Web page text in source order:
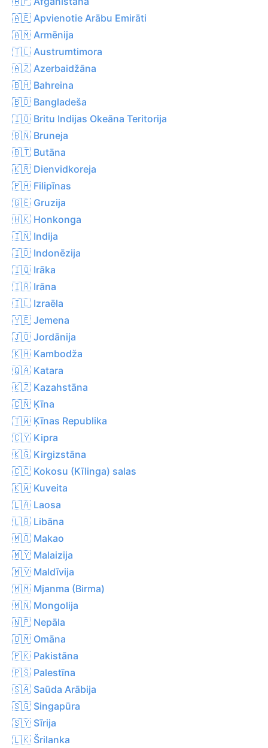
🇦🇪 Apvienotie Arābu Emirāti
🇦🇲 Armēnija
🇹🇱 Austrumtimora
🇦🇿 Azerbaidžāna
🇧🇭 Bahreina
🇧🇩 Bangladeša
🇮🇴 Britu Indijas Okeāna Teritorija
🇧🇳 Bruneja
🇧🇹 Butāna
🇰🇷 Dienvidkoreja
🇵🇭 Filipīnas
🇬🇪 Gruzija
🇭🇰 Honkonga
🇮🇳 Indija
🇮🇩 Indonēzija
🇮🇶 Irāka
🇮🇷 Irāna
🇮🇱 Izraēla
🇾🇪 Jemena
🇯🇴 Jordānija
🇰🇭 Kambodža
🇶🇦 Katara
🇰🇿 Kazahstāna
🇨🇳 Ķīna
🇹🇼 Ķīnas Republika
🇨🇾 Kipra
🇰🇬 Kirgizstāna
🇨🇨 Kokosu (Kīlinga) salas
🇰🇼 Kuveita
🇱🇦 Laosa
🇱🇧 Libāna
🇲🇴 Makao
🇲🇾 Malaizija
🇲🇻 Maldīvija
🇲🇲 Mjanma (Birma)
🇲🇳 Mongolija
🇳🇵 Nepāla
🇴🇲 Omāna
🇵🇰 Pakistāna
🇵🇸 Palestīna
🇸🇦 Saūda Arābija
🇸🇬 Singapūra
🇸🇾 Sīrija
🇱🇰 Šrilanka